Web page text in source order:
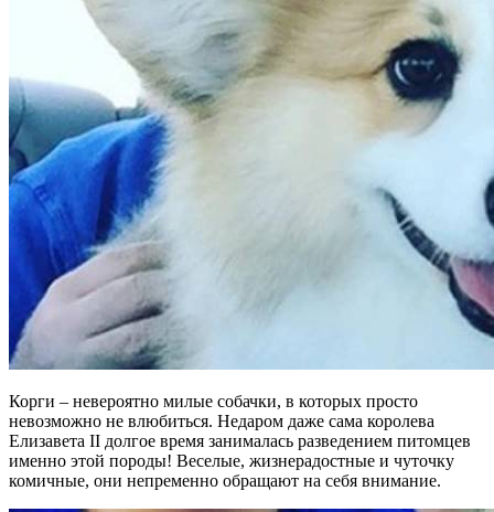
Корги – невероятно милые собачки, в которых просто
невозможно не влюбиться. Недаром даже сама королева
Елизавета II долгое время занималась разведением питомцев
именно этой породы! Веселые, жизнерадостные и чуточку
комичные, они непременно обращают на себя внимание.